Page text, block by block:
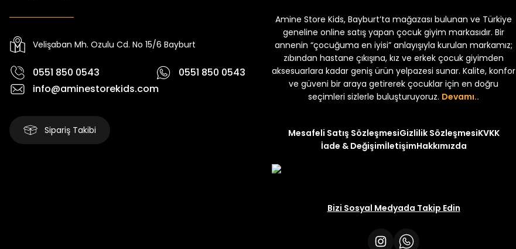
Yeni Yeni₺ 250 Yeni
₺ 320 ₺ 250
Velişaban Mh. Ozulu Cd. No 15/6 Bayburt
0551 850 0543
0551 850 0543
info@aminestorekids.com
Sipariş Takibi
Amine Store Kids, Bayburt’ta mağazası bulunan ve Türkiye
geneline online satış yapan çocuk giyim markasıdır. Bir
annenin “çocuğuma en iyisi” anlayışıyla kurulan markamız;
zıbından hastane çıkışına, kız ve erkek çocuk giyimden
aksesuarlara kadar geniş ürün yelpazesi sunar. Kalite, konfor
ve güveni bir araya getirerek çocuklar için en doğru
seçimleri sizlerle buluşturuyoruz. Devamı..
Mesafeli Satış SözleşmesiGizlilik SözleşmesiKVKK
İade & DeğişimİletişimHakkımızda
Bizi Sosyal Medyada Takip Edin